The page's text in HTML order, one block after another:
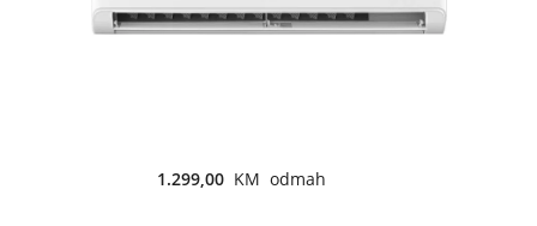
1.299,00 KM odmah